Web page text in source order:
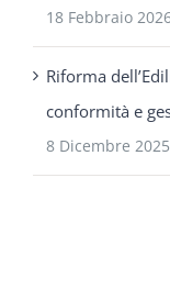
18 Febbraio
Riforma
conformità e
8 Dicembre 2025